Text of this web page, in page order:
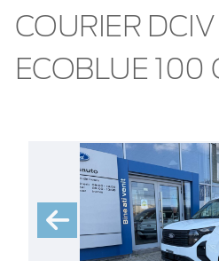
COURIER
ECOBLUE 100